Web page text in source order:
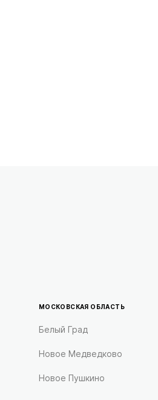
МОСКОВСКАЯ ОБЛАСТЬ
Белый Град
Новое Медведково
Новое Пушкино